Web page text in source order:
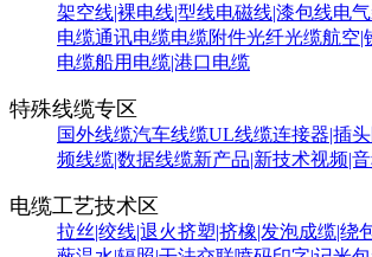
架空线|裸电线|型线电磁线|漆包线电
电缆通讯电缆电缆附件光纤光缆航空|
电缆船用电缆|港口电缆
特殊线缆专区
国外线缆汽车线缆UL线缆连接器|插
频线缆|数据线缆新产品|新技术视频|
电缆工艺技术区
拉丝|绞线|退火挤塑|挤橡|发泡成缆|绕